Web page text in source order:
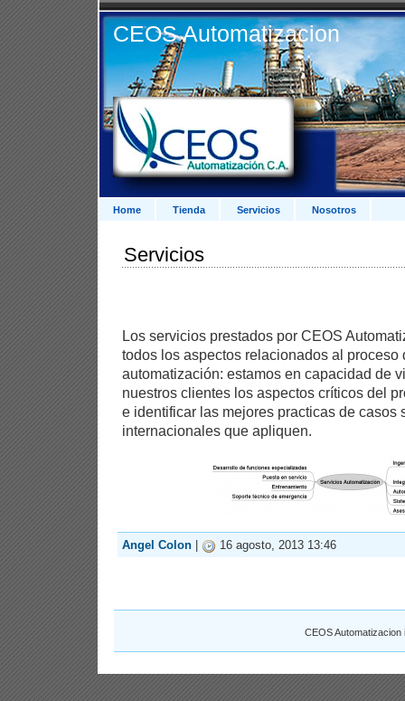
CEOS Automatizacion
Home Tienda Servicios Nosotros
Servicios
Los servicios prestados por CEOS
todos los aspectos relacionados al proceso
automatización: estamos en capacidad de
nuestros clientes los aspectos críticos del
e identificar las mejores practicas de casos
internacionales que apliquen.
Angel Colon 16 agosto, 2013 13:46
CEOS